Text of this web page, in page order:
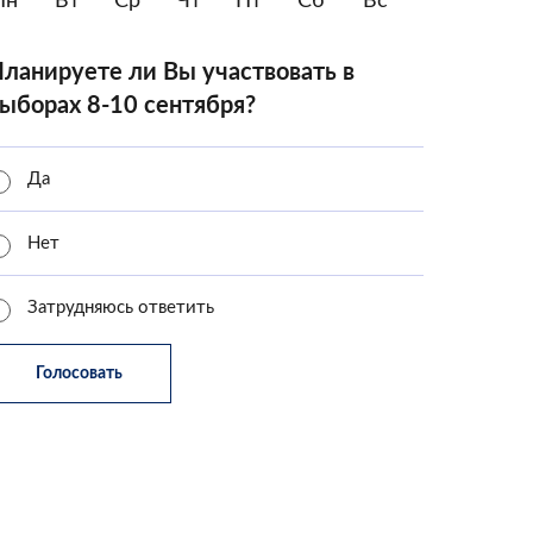
ли Вы участвовать в
8-10 сентября?
Да
Нет
Затрудняюсь ответить